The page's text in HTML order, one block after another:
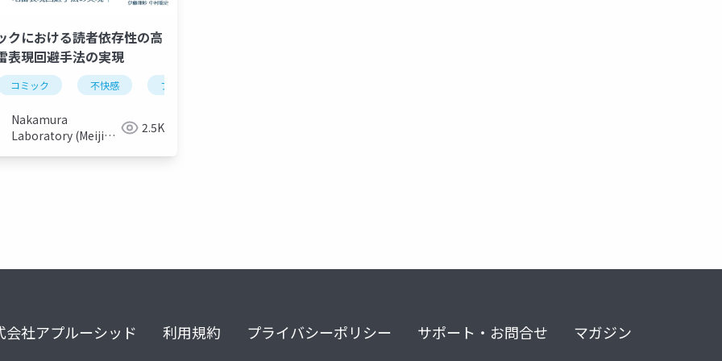
クにおける読者依存性の高
表現回避手法の実現
コミック 不快感 フラグ
Nakamura
Laboratory (Meiji
2.5K
会社アプルーシッド 利用規約 プライバシーポリシー サポート・お問合せ マガジン